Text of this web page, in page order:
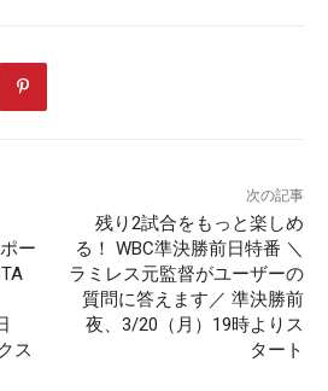
ー
ス
次の記事
残り2試合をもっと楽しめ
る！ WBC準決勝前日特番 ＼
ラミレス元監督がユーザーの
質問に答えます／ 準決勝前
夜、3/20（月）19時よりス
タート